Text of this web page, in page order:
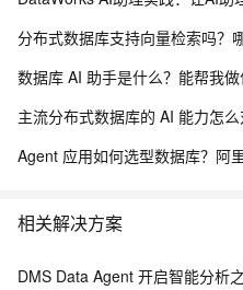
相关解决方案
DMS Data Agent 开启智能分析